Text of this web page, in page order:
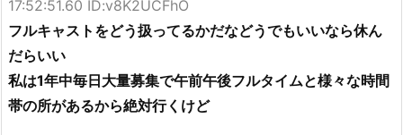
17:52:51.60 ID:v8K2UCFhO
フルキャストをどう扱ってるかだなどうでもいいなら休ん
だらいい
私は1年中毎日大量募集で午前午後フルタイムと様々な時間
帯の所があるから絶対行くけど